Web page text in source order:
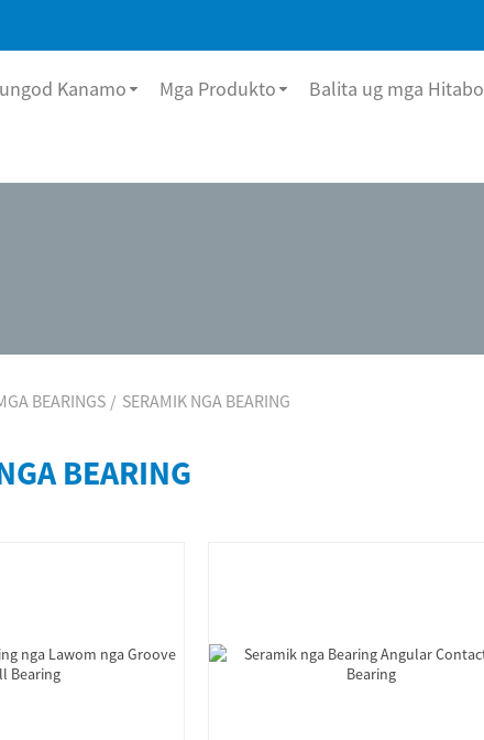
Kanamo Mga Produkto Balita ug mga Hitabo
BEARINGS SERAMIK NGA BEARING
BEARING